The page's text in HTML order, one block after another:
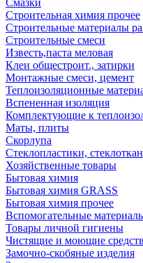
Смазки
Строительная химия прочее
Строительные материалы
Строительные смеси
Известь,паста меловая
Клеи общестроит., затирки
Монтажные смеси, цемент
Теплоизоляционные
Вспененная изоляция
Комплектующие к
Маты, плиты
Скорлупа
Стеклопластики,
Хозяйственные товары
Бытовая химия
Бытовая химия GRASS
Бытовая химия прочее
Вспомогательные
Товары личной гигиены
Чистящие и моющие
Замочно-скобяные изделия